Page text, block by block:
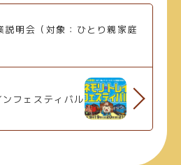
説明会（対象：ひとり親家庭
フェスティバル